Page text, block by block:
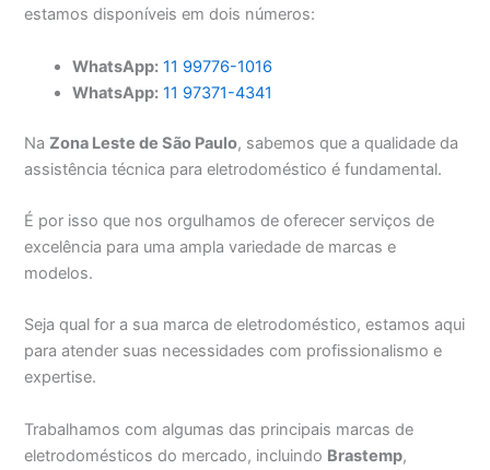
estamos disponíveis em dois números:
WhatsApp: 11 99776-1016
WhatsApp: 11 97371-4341
NaZona Leste de São Paulo, sabemos que a qualidade da
assistência técnica para eletrodoméstico é fundamental.
É por isso que nos orgulhamos de oferecer serviços de
excelência para uma ampla variedade de marcas e
modelos.
Seja qual for a sua marca de eletrodoméstico, estamos aqui
para atender suas necessidades com profissionalismo e
expertise.
Trabalhamos com algumas das principais marcas de
eletrodomésticos do mercado, incluindo Brastemp,